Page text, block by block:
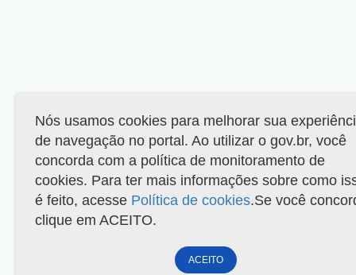
Nós usamos cookies para melhorar sua
de navegação no portal. Ao utilizar o gov.br, você
concorda com a política de monitoramento de
cookies. Para ter mais informações sobre como
é feito, acesse Política de cookies.Se você
clique em ACEITO.
ACEITO